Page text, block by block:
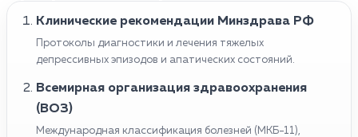
Клинические рекомендации Минздрава РФ
Протоколы диагностики и лечения тяжелых
депрессивных эпизодов и апатических состояний.
Всемирная организация здравоохранения
(ВОЗ)
Международная классификация болезней (МКБ-11),